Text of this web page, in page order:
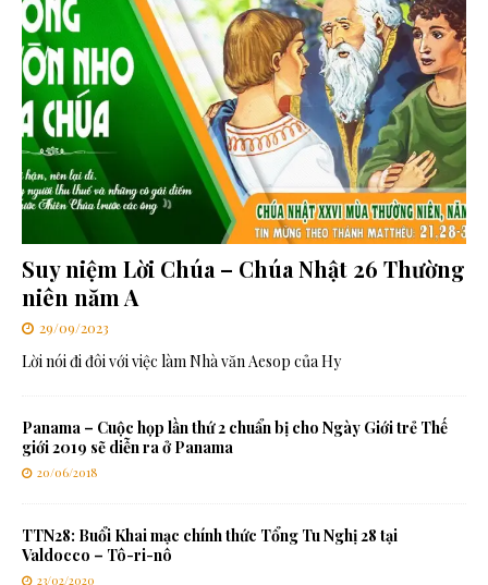
Suy niệm Lời Chúa – Chúa Nhật 26 Thường
niên năm A
29/09/2023
Lời nói đi đôi với việc làm Nhà văn Aesop của Hy
Panama – Cuộc họp lần thứ 2 chuẩn bị cho Ngày Giới trẻ Thế
giới 2019 sẽ diễn ra ở Panama
20/06/2018
TTN28: Buổi Khai mạc chính thức Tổng Tu Nghị 28 tại
Valdocco – Tô-ri-nô
23/02/2020